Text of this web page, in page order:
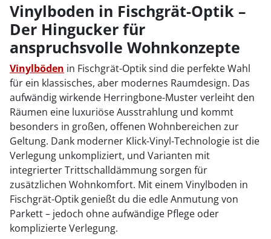
Vinylboden in Fischgrät-Optik –
Der Hingucker für
anspruchsvolle Wohnkonzepte
Vinylböden in Fischgrät-Optik sind die perfekte Wahl
für ein klassisches, aber modernes Raumdesign. Das
aufwändig wirkende Herringbone-Muster verleiht den
Räumen eine luxuriöse Ausstrahlung und kommt
besonders in großen, offenen Wohnbereichen zur
Geltung. Dank moderner Klick-Vinyl-Technologie ist die
Verlegung unkompliziert, und Varianten mit
integrierter Trittschalldämmung sorgen für
zusätzlichen Wohnkomfort. Mit einem Vinylboden in
Fischgrät-Optik genießt du die edle Anmutung von
Parkett – jedoch ohne aufwändige Pflege oder
komplizierte Verlegung.